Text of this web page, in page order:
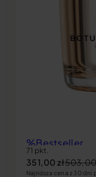
%Bestseller
71 pkt.
351,00 zł
Najniższa cena z 30 dni